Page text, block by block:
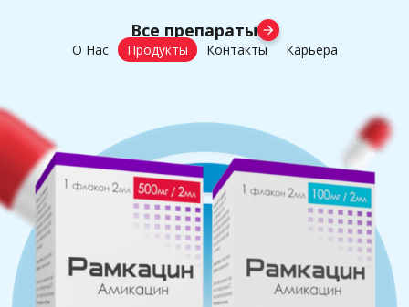
Все препараты arrow_forward
О Нас Продукты Контакты Карьера